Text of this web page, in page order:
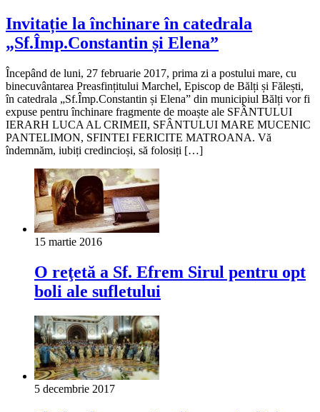
Invitație la închinare în catedrala
„Sf.Împ.Constantin și Elena”
Începând de luni, 27 februarie 2017, prima zi a postului mare, cu
binecuvântarea Preasfințitului Marchel, Episcop de Bălți și Fălești,
în catedrala „Sf.Împ.Constantin și Elena” din municipiul Bălți vor fi
expuse pentru închinare fragmente de moaște ale SFÂNTULUI
IERARH LUCA AL CRIMEII, SFÂNTULUI MARE MUCENIC
PANTELIMON, SFINTEI FERICITE MATROANA. Vă
îndemnăm, iubiți credincioși, să folosiți […]
15 martie 2016
O reţetă a Sf. Efrem Sirul pentru opt
boli ale sufletului
5 decembrie 2017